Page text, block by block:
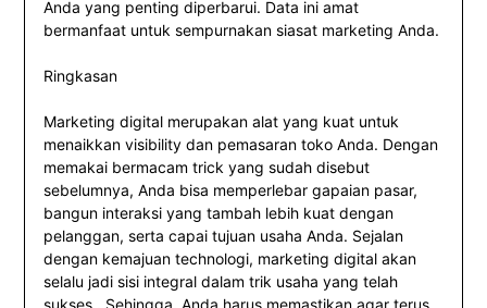
Anda yang penting diperbarui. Data ini amat
bermanfaat untuk sempurnakan siasat marketing Anda.
Ringkasan
Marketing digital merupakan alat yang kuat untuk
menaikkan visibility dan pemasaran toko Anda. Dengan
memakai bermacam trick yang sudah disebut
sebelumnya, Anda bisa memperlebar gapaian pasar,
bangun interaksi yang tambah lebih kuat dengan
pelanggan, serta capai tujuan usaha Anda. Sejalan
dengan kemajuan technologi, marketing digital akan
selalu jadi sisi integral dalam trik usaha yang telah